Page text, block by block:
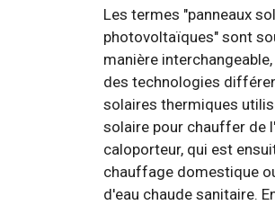
Les termes "panneaux
photovoltaïques" sont
manière
des technologies
solaires thermiques
solaire pour chauffer de
caloporteur, qui est
chauffage domestique
d'eau chaude sanitaire.